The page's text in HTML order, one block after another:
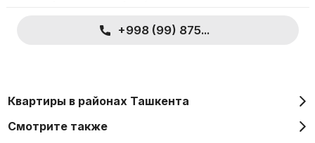
+998 (99) 875...
Квартиры в районах Ташкента
Смотрите также